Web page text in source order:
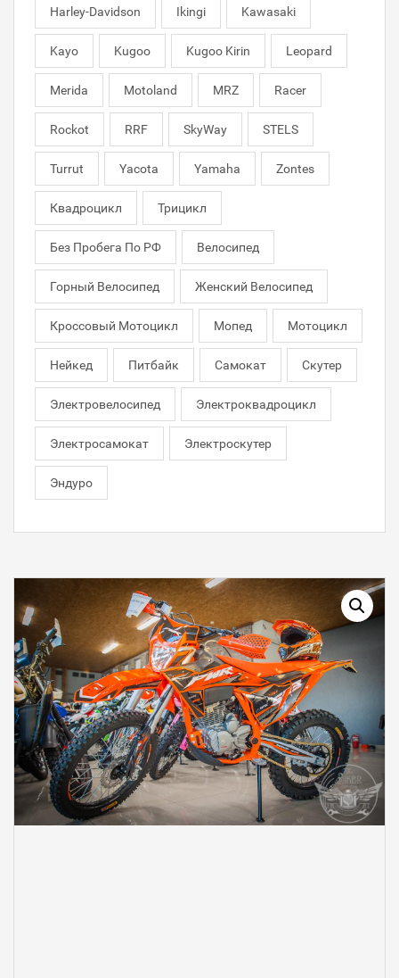
Harley-Davidson Ikingi Kawasaki
Kayo Kugoo Kugoo Kirin Leopard
Merida Motoland MRZ Racer
Rockot RRF SkyWay STELS
Turrut Yacota Yamaha Zontes
Квадроцикл Трицикл
Без Пробега По РФ Велосипед
Горный Велосипед Женский Велосипед
Кроссовый Мотоцикл Мопед Мотоцикл
Нейкед Питбайк Самокат Скутер
Электровелосипед Электроквадроцикл
Электросамокат Электроскутер
Эндуро